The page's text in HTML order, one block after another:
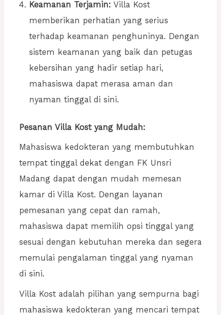
Keamanan Terjamin: Villa Kost
memberikan perhatian yang serius
terhadap keamanan penghuninya. Dengan
sistem keamanan yang baik dan petugas
kebersihan yang hadir setiap hari,
mahasiswa dapat merasa aman dan
nyaman tinggal di sini.
Pesanan Villa Kost yang Mudah:
Mahasiswa kedokteran yang membutuhkan
tempat tinggal dekat dengan FK Unsri
Madang dapat dengan mudah memesan
kamar di Villa Kost. Dengan layanan
pemesanan yang cepat dan ramah,
mahasiswa dapat memilih opsi tinggal yang
sesuai dengan kebutuhan mereka dan segera
memulai pengalaman tinggal yang nyaman
di sini.
Villa Kost adalah pilihan yang sempurna bagi
mahasiswa kedokteran yang mencari tempat